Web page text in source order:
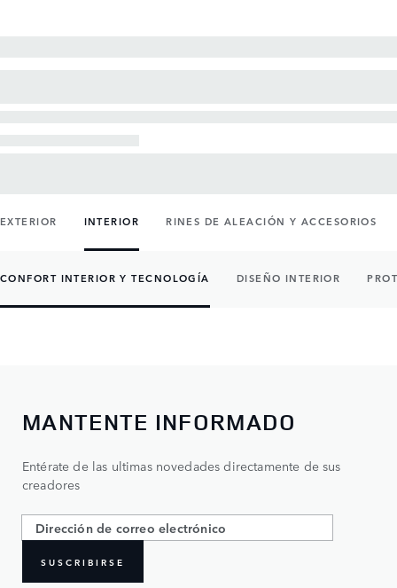
EXTERIOR INTERIOR RINES DE ALEACIÓN Y ACCESORIOS
CONFORT INTERIOR Y TECNOLOGÍA DISEÑO INTERIOR
MANTENTE INFORMADO
Entérate de las ultimas novedades directamente de sus
creadores
SUSCRIBIRSE